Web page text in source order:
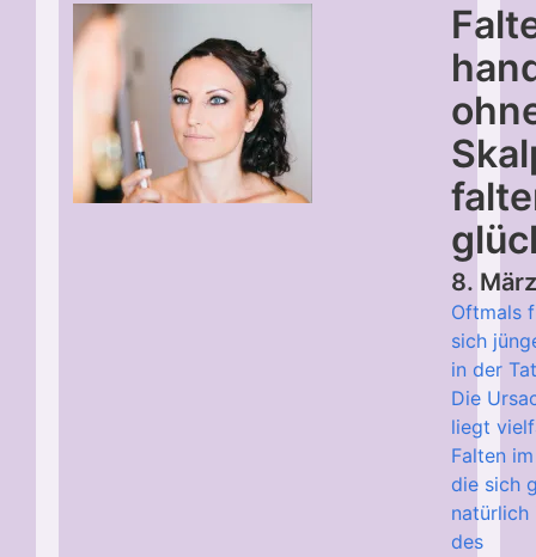
8.
Oftmals
sich
in der
Die
liegt
Falten
die sich
natürlich
des